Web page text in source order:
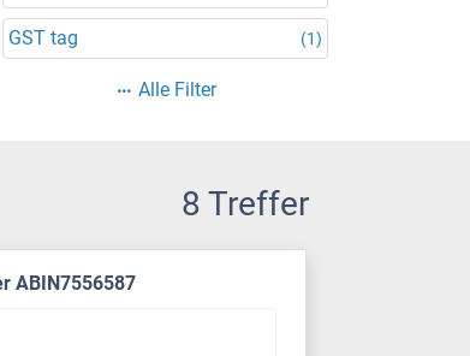
GST tag (1)
Alle Filter
8 Treffer
ABIN7556587